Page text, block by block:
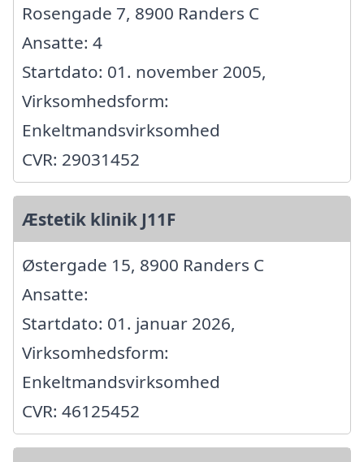
Rosengade 7, 8900 Randers C
Ansatte: 4
Startdato: 01. november 2005,
Virksomhedsform:
Enkeltmandsvirksomhed
CVR: 29031452
Æstetik klinik J11F
Østergade 15, 8900 Randers C
Ansatte:
Startdato: 01. januar 2026,
Virksomhedsform:
Enkeltmandsvirksomhed
CVR: 46125452